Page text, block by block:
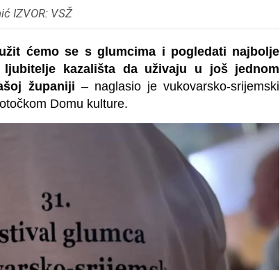
IZVOR: VSŽ
ćemo se s glumcima i pogledati najbolje
ljubitelje kazališta da uživaju u još jednom
županiji – naglasio je vukovarsko-srijemski
Domu kulture.